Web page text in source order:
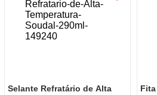
Selante Refratário de Alta